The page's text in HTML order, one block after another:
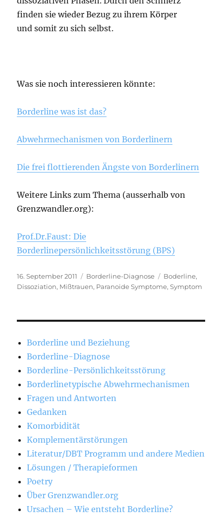
finden sie wieder Bezug zu ihrem Körper
und somit zu sich selbst.
Was sie noch interessieren könnte:
Borderline was ist das?
Abwehrmechanismen von Borderlinern
Die frei flottierenden Ängste von Borderlinern
Weitere Links zum Thema (ausserhalb von
Grenzwandler.org):
Prof.Dr.Faust: Die
Borderlinepersönlichkeitsstörung (BPS)
Veröffentlicht
am
16. September 2011 Kategorien
Borderline-Diagnose Schlagwörter
Boderline,
Dissoziation, Mißtrauen, Paranoide Symptome,Symptom
Borderline und Beziehung
Borderline-Diagnose
Borderline-Persönlichkeitsstörung
Borderlinetypische Abwehrmechanismen
Fragen und Antworten
Gedanken
Komorbidität
Komplementärstörungen
Literatur/DBT Programm und andere Medien
Lösungen / Therapieformen
Poetry
Über Grenzwandler.org
Ursachen – Wie entsteht Borderline?